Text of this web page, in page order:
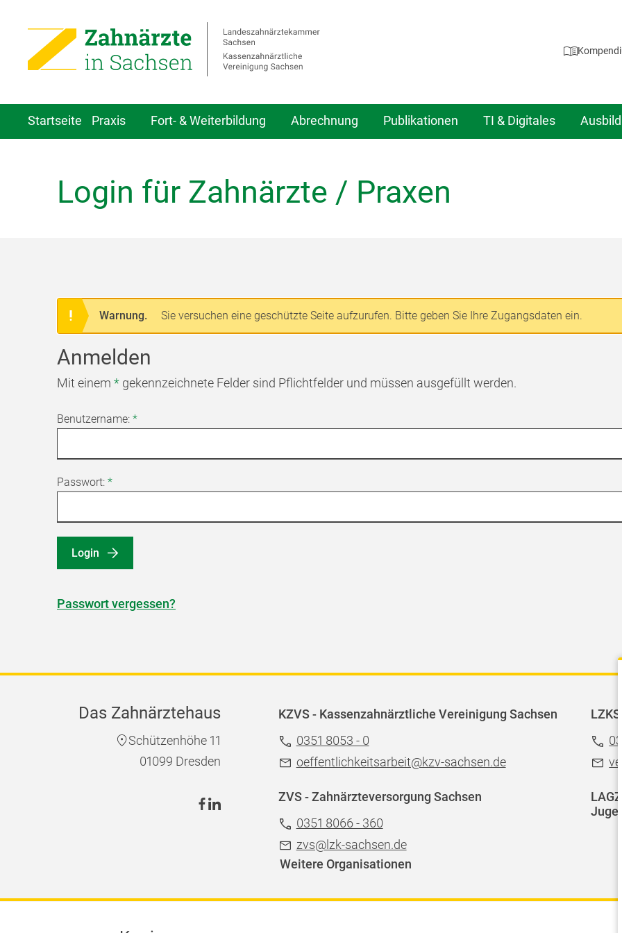
Startseite Praxis Fort- & Weiterbildung Abrechnung Publikationen TI & Digitales
Login für Zahnärzte / Praxen
Warnung. Sie versuchen eine geschützte Seite aufzurufen. Bitte geben Sie Ihre Zugangsdaten ein.
Anmelden
Mit einem * gekennzeichnete Felder sind Pflichtfelder und müssen ausgefüllt werden.
Benutzername: *
Passwort: *
Login
Passwort vergessen?
Das Zahnärztehaus
Schützenhöhe 11
01099 Dresden
KZVS - Kassenzahnärztliche Vereinigung Sachsen
0351 8053 - 0
oeffentlichkeitsarbeit@kzv-sachsen.de
ZVS - Zahnärzteversorgung Sachsen
0351 8066 - 360
zvs@lzk-sachsen.de
Weitere Organisationen